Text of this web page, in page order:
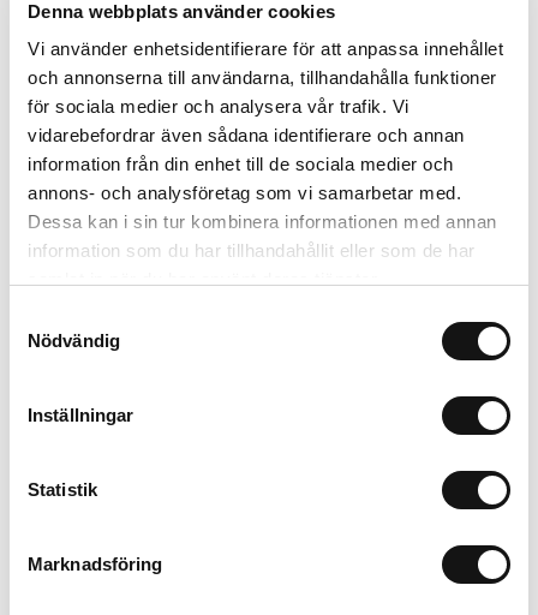
Denna webbplats använder cookies
Vi använder enhetsidentifierare för att anpassa innehållet
och annonserna till användarna, tillhandahålla funktioner
för sociala medier och analysera vår trafik. Vi
vidarebefordrar även sådana identifierare och annan
information från din enhet till de sociala medier och
annons- och analysföretag som vi samarbetar med.
Dessa kan i sin tur kombinera informationen med annan
information som du har tillhandahållit eller som de har
Nödvändig
Inställningar
Statistik
Marknadsföring
Kombinera med
Limited Edition
MagSafe Fit
Magsafe Compatible
Nyhet
+